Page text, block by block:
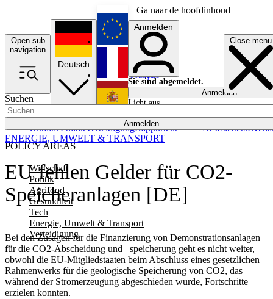
Ga naar de hoofdinhoud
Open sub
navigation
Close menu
Suchen
Anmelden
POLICY AREAS
Wirtschaft
Politik
Agrifood
Gesundheit
Tech
Energie, Umwelt & Transport
Verteidigung
UkrainePolitikVerteidigungRapporteur NewslettersEvents
Deutsch
English
Français
Anmelden
Sie sind abgemeldet.
Anmelden
Licht aus
EU fehlen Gelder für CO2-
Speicheranlagen [DE]
Bei den Zusagen für die Finanzierung von Demonstrationsanlagen
für die CO2-Abscheidung und –speicherung geht es nicht weiter,
obwohl die EU-Mitgliedstaaten beim Abschluss eines gesetzlichen
Rahmenwerks für die geologische Speicherung von CO2, das
während der Stromerzeugung abgeschieden wurde, Fortschritte
erzielen konnten.
ENERGIE, UMWELT & TRANSPORT